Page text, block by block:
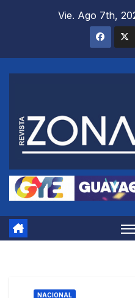
Vie. Ago 7th,
NACIONAL